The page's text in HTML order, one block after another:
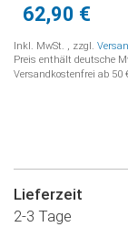
62,90 €
Inkl. MwSt. , zzgl.
Preis enthält deutsche
Versandkostenfrei ab
Lieferzeit
2-3 Tage